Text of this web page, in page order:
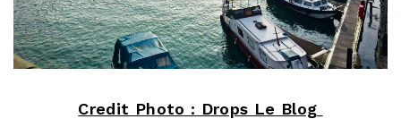
Credit Photo : Drops Le Blog